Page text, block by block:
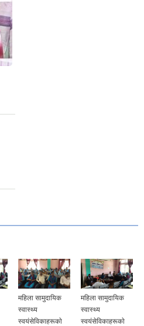
महिला सामुदायिक
स्वास्थ्य
स्वयंसेविकाहरूकाे
महिला सामुदायिक
स्वास्थ्य
स्वयंसेविकाहरूकाे